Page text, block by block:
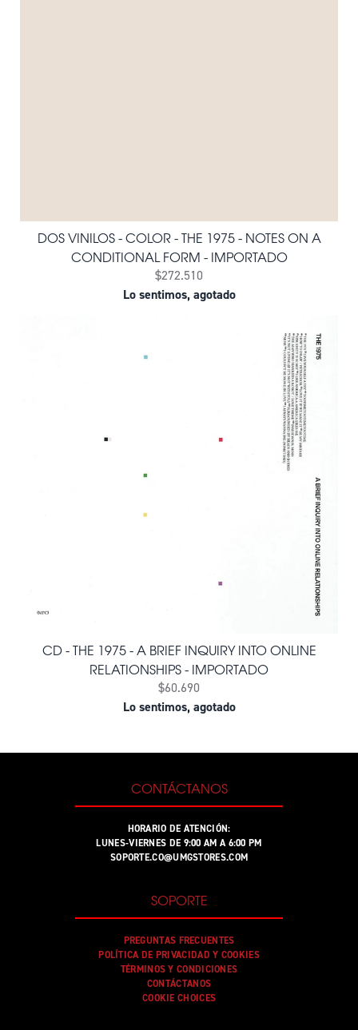
DOS VINILOS - COLOR - THE 1975 - NOTES ON A
CONDITIONAL FORM - IMPORTADO
$272.510
Lo sentimos, agotado
CD - THE 1975 - A BRIEF INQUIRY INTO ONLINE
RELATIONSHIPS - IMPORTADO
$60.690
Lo sentimos, agotado
CONTÁCTANOS
HORARIO DE ATENCIÓN:
LUNES-VIERNES DE 9:00 AM A 6:00 PM
SOPORTE.CO@UMGSTORES.COM
SOPORTE
PREGUNTAS FRECUENTES
POLÍTICA DE PRIVACIDAD Y COOKIES
TÉRMINOS Y CONDICIONES
CONTÁCTANOS
COOKIE CHOICES